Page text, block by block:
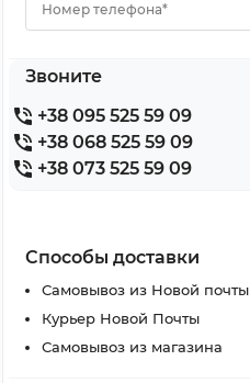
Номер телефона*
Звоните
+38 095 525 59 09
+38 068 525 59 09
+38 073 525 59 09
Способы доставки
Самовывоз из Новой почты
Курьер Новой Почты
Самовывоз из магазина